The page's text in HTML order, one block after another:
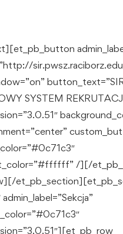
SYSTEM
/][/